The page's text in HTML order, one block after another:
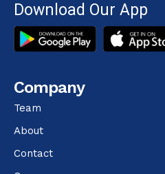
Download Our App
Company
Team
About
Contact